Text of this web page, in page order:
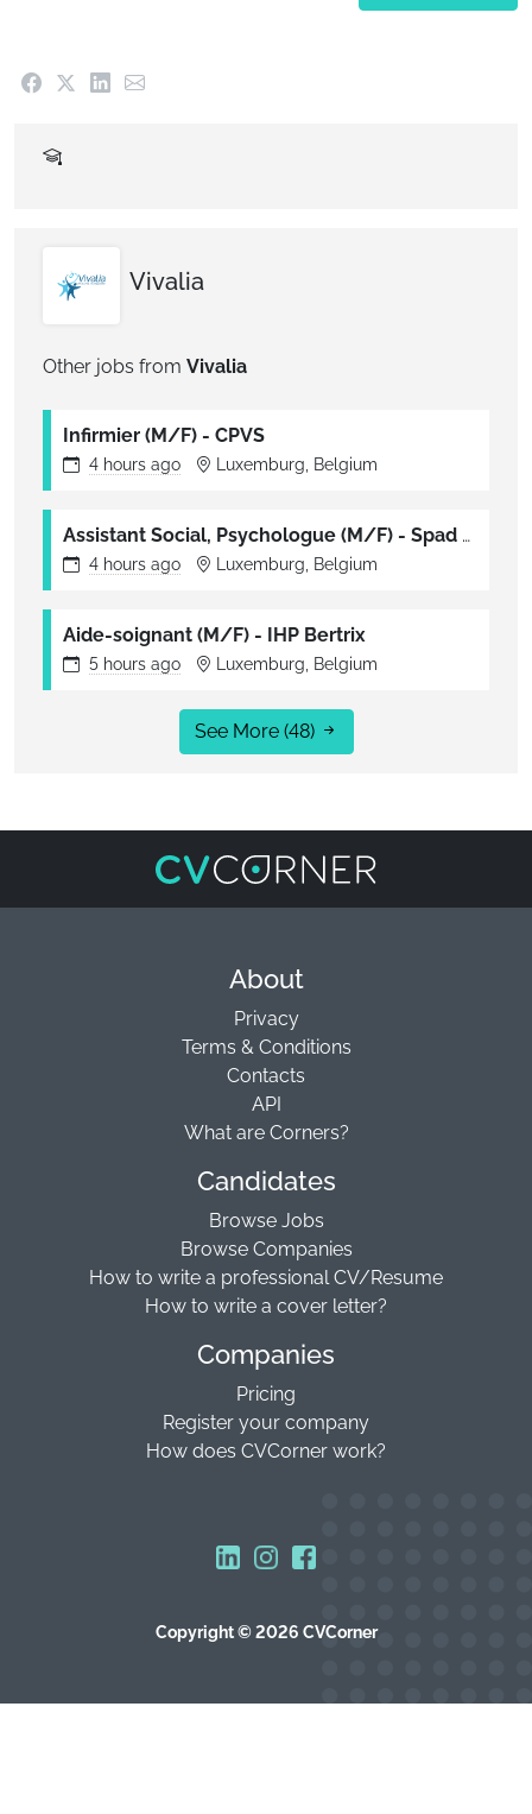
Vivalia
Other jobs from Vivalia
Infirmier (M/F) - CPVS
4 hours ago Luxemburg, Belgium
Assistant Social, Psychologue (M/F) - Spad Réso Ainé
4 hours ago Luxemburg, Belgium
Aide-soignant (M/F) - IHP Bertrix
5 hours ago Luxemburg, Belgium
See More (48)
About
Privacy
Terms & Conditions
Contacts
API
What are Corners?
Candidates
Browse Jobs
Browse Companies
How to write a professional CV/Resume
How to write a cover letter?
Companies
Pricing
Register your company
How does CVCorner work?
Copyright © 2026 CVCorner